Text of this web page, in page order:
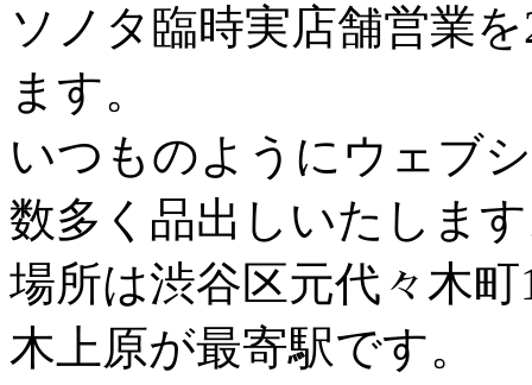
ソノタ臨時実店舗営業
ます。
いつものようにウェブ
数多く品出しいたしま
場所は渋谷区元代々木町
木上原が最寄駅です。